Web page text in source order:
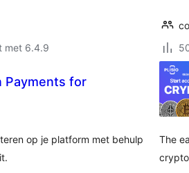
met 6.4.9
Payments for
op je platform met behulp
The